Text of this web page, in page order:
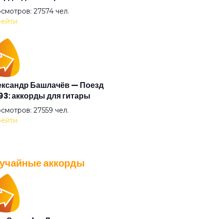
5777
и любог (feat. Сансара)
27574 чел.
Башлачёв — Поезд
аккорды для гитары
27559 чел.
— Плохо танцевать: аккорды
26037 чел.
аккорды